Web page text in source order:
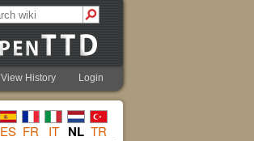
View History Login
ES FR IT NL TR